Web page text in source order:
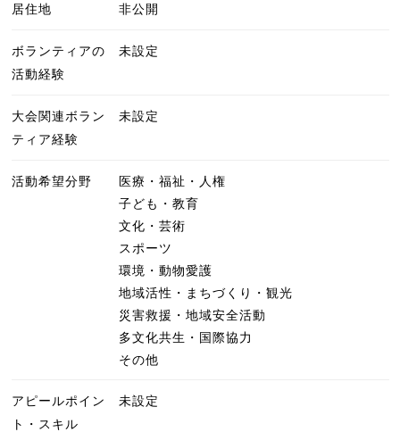
居住地 非公開
ボランティアの
活動経験
未設定
大会関連ボラン
ティア経験
未設定
活動希望分野
医療・福祉・人権
子ども・教育
文化・芸術
スポーツ
環境・動物愛護
地域活性・まちづくり・観光
災害救援・地域安全活動
多文化共生・国際協力
その他
アピールポイン
ト・スキル
未設定